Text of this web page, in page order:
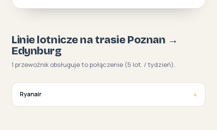
Linie lotnicze na trasie Poznan →
Edynburg
1 przewoźnik obsługuje to połączenie (5 lot. / tydzień).
Ryanair ✈